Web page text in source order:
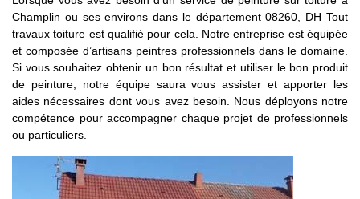
Champlin ou ses environs dans le département 08260, DH Tout
travaux toiture est qualifié pour cela. Notre entreprise est équipée
et composée d’artisans peintres professionnels dans le domaine.
Si vous souhaitez obtenir un bon résultat et utiliser le bon produit
de peinture, notre équipe saura vous assister et apporter les
aides nécessaires dont vous avez besoin. Nous déployons notre
compétence pour accompagner chaque projet de professionnels
ou particuliers.